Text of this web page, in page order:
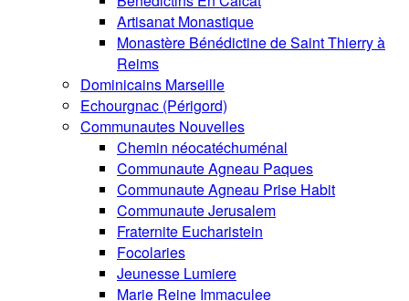
Artisanat Monastique
Monastère Bénédictine de Saint Thierry à
Reims
Dominicains Marseille
Echourgnac (Périgord)
Communautes Nouvelles
Chemin néocatéchuménal
Communaute Agneau Paques
Communaute Agneau Prise Habit
Communaute Jerusalem
Fraternite Eucharistein
Focolaries
Jeunesse Lumiere
Marie Reine Immaculee